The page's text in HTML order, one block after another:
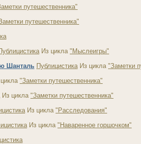
путешественника"
путешественника"
Из цикла "Мыслеигры"
Шанталь ПублицистикаИз цикла "Заметки
"Заметки путешественника"
Из цикла "Заметки путешественника"
Из цикла "Расследования"
Из цикла "Наваренное горшочком"